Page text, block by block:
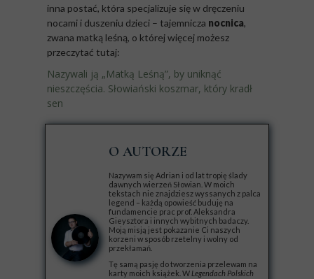
O AUTORZE
Nazywam się Adrian i od lat tropię ślady
dawnych wierzeń Słowian. W moich
tekstach nie znajdziesz wyssanych z palca
legend – każdą opowieść buduję na
fundamencie prac prof. Aleksandra
Gieysztora i innych wybitnych badaczy.
Moją misją jest pokazanie Ci naszych
korzeni w sposób rzetelny i wolny od
przekłamań.
Tę samą pasję do tworzenia przelewam na
karty moich książek. W Legendach Polskich
inna postać, która specjalizuje się w dręczeniu
nocami i duszeniu dzieci – tajemnicza nocnica,
zwana matką leśną, o której więcej możesz
przeczytać tutaj:
Nazywali ją „Matką Leśną”, by uniknąć
nieszczęścia. Słowiański koszmar, który kradł
sen